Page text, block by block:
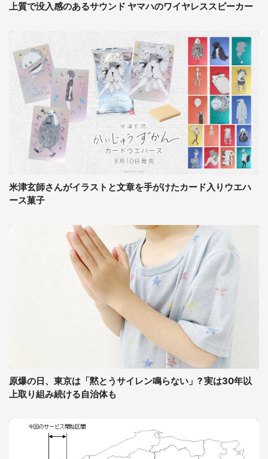
上質で没入感のあるサウンド ヤマハのワイヤレススピーカー
米津玄師さんがイラストと文章を手がけたカード入りウエハ
ース菓子
原爆の日、東京は「黙とうサイレン鳴らない」? 実は30年以
上取り組み続ける自治体も